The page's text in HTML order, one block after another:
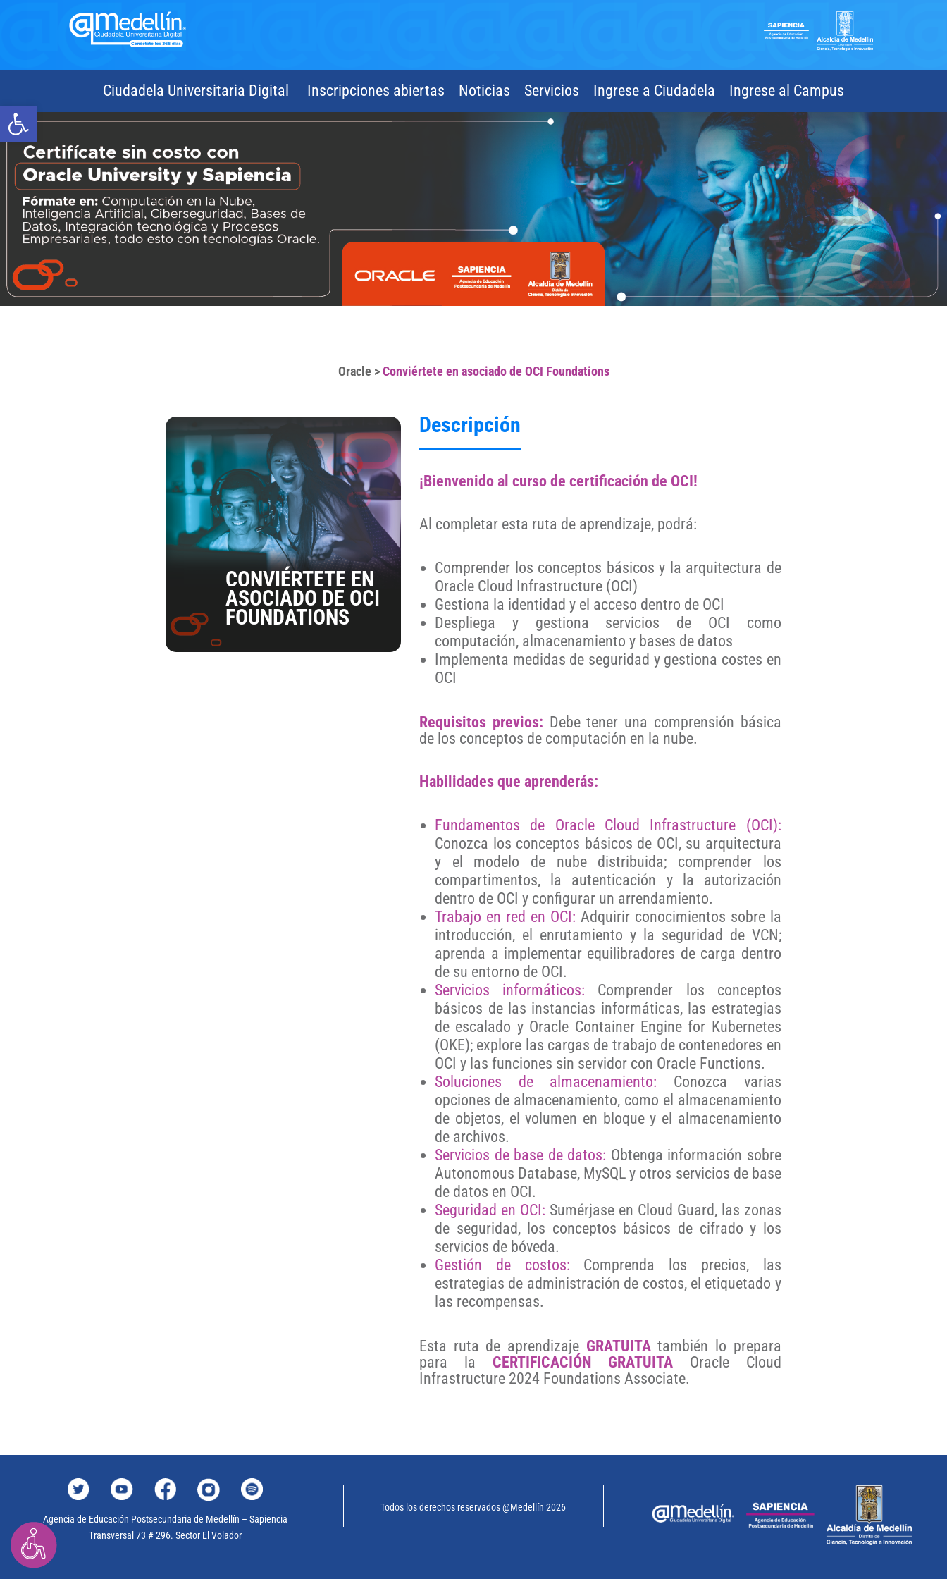
Abrir barra de herramientas
Ciudadela Universitaria Digital Inscripciones abiertas Noticias Servicios Ingrese a Ciudadela Ingrese al Campus
Oracle >Conviértete en asociado de OCI Foundations
CONVIÉRTETE EN
ASOCIADO DE OCI
FOUNDATIONS
Descripción
¡Bienvenido al curso de certificación de OCI!
Al completar esta ruta de aprendizaje, podrá:
Comprender los conceptos básicos y la arquitectura de
Oracle Cloud Infrastructure (OCI)
Gestiona la identidad y el acceso dentro de OCI
Despliega y gestiona servicios de OCI como
computación, almacenamiento y bases de datos
Implementa medidas de seguridad y gestiona costes en
OCI
Requisitos previos: Debe tener una comprensión básica
de los conceptos de computación en la nube.
Habilidades que aprenderás:
Fundamentos de Oracle Cloud Infrastructure (OCI):
Conozca los conceptos básicos de OCI, su arquitectura
y el modelo de nube distribuida; comprender los
compartimentos, la autenticación y la autorización
dentro de OCI y configurar un arrendamiento.
Trabajo en red en OCI: Adquirir conocimientos sobre la
introducción, el enrutamiento y la seguridad de VCN;
aprenda a implementar equilibradores de carga dentro
de su entorno de OCI.
Servicios informáticos: Comprender los conceptos
básicos de las instancias informáticas, las estrategias
de escalado y Oracle Container Engine for Kubernetes
(OKE); explore las cargas de trabajo de contenedores en
OCI y las funciones sin servidor con Oracle Functions.
Soluciones de almacenamiento: Conozca varias
opciones de almacenamiento, como el almacenamiento
de objetos, el volumen en bloque y el almacenamiento
de archivos.
Servicios de base de datos: Obtenga información sobre
Autonomous Database, MySQL y otros servicios de base
de datos en OCI.
Seguridad en OCI: Sumérjase en Cloud Guard, las zonas
de seguridad, los conceptos básicos de cifrado y los
servicios de bóveda.
Gestión de costos: Comprenda los precios, las
estrategias de administración de costos, el etiquetado y
las recompensas.
Esta ruta de aprendizaje GRATUITAtambién lo prepara
para la CERTIFICACIÓN GRATUITAOracle Cloud
Infrastructure 2024 Foundations Associate.
Agencia de Educación Postsecundaria de Medellín – Sapiencia
Transversal 73 # 296. Sector El Volador
Todos los derechos reservados @Medellín 2026